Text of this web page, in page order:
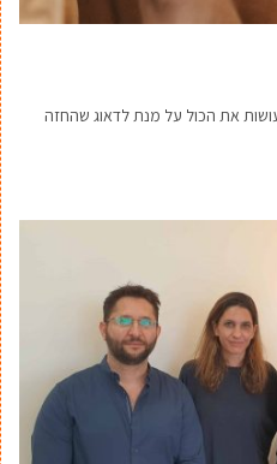
את הכול על מנת לדאוג שהחזה